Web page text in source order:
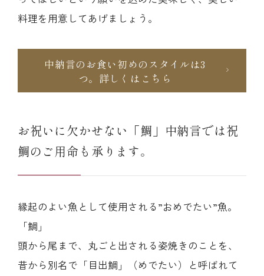
料理を用意してあげましょう。
中納言のお食い初めのスタイルは3
つ。詳しくはこちら
お祝いに欠かせない「鯛」中納言では祝
鯛のご用命も承ります。
縁起のよい魚として使用される”おめでたい”魚。
「鯛」
頭から尾まで、丸ごと出される姿焼きのことを、
昔から別名で「目出鯛」（めでたい）と呼ばれて